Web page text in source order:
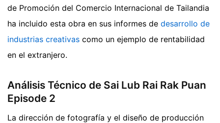
de Promoción del Comercio Internacional de Tailandia
ha incluido esta obra en sus informes de desarrollo de
industrias creativas como un ejemplo de rentabilidad
en el extranjero.
Análisis Técnico de Sai Lub Rai Rak Puan
Episode 2
La dirección de fotografía y el diseño de producción